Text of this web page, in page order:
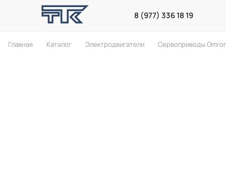
8 (977) 336 18 19
Главная Каталог Электродвигатели Сервоприводы